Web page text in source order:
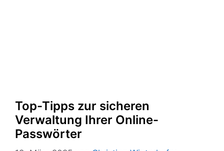
Top-Tipps zur sicheren
Verwaltung Ihrer Online-
Passwörter